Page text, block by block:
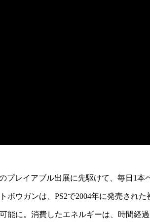
のプレイアブル出展に先駆けて、毎日1本
ボウガンは、PS2で2004年に発売され
能に。消費したエネルギーは、時間経